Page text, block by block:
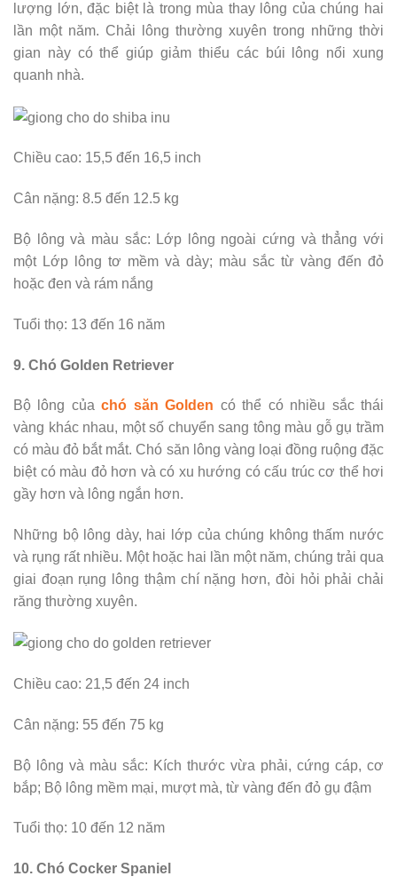
lượng lớn, đặc biệt là trong mùa thay lông của chúng hai
lần một năm. Chải lông thường xuyên trong những thời
gian này có thể giúp giảm thiểu các búi lông nổi xung
quanh nhà.
Chiều cao: 15,5 đến 16,5 inch
Cân nặng: 8.5 đến 12.5 kg
Bộ lông và màu sắc: Lớp lông ngoài cứng và thẳng với
một Lớp lông tơ mềm và dày; màu sắc từ vàng đến đỏ
hoặc đen và rám nắng
Tuổi thọ: 13 đến 16 năm
9. Chó Golden Retriever
Bộ lông củachó săn Golden có thể có nhiều sắc thái
vàng khác nhau, một số chuyển sang tông màu gỗ gụ trầm
có màu đỏ bắt mắt. Chó săn lông vàng loại đồng ruộng đặc
biệt có màu đỏ hơn và có xu hướng có cấu trúc cơ thể hơi
gầy hơn và lông ngắn hơn.
Những bộ lông dày, hai lớp của chúng không thấm nước
và rụng rất nhiều. Một hoặc hai lần một năm, chúng trải qua
giai đoạn rụng lông thậm chí nặng hơn, đòi hỏi phải chải
răng thường xuyên.
Chiều cao: 21,5 đến 24 inch
Cân nặng: 55 đến 75 kg
Bộ lông và màu sắc: Kích thước vừa phải, cứng cáp, cơ
bắp; Bộ lông mềm mại, mượt mà, từ vàng đến đỏ gụ đậm
Tuổi thọ: 10 đến 12 năm
10. Chó Cocker Spaniel